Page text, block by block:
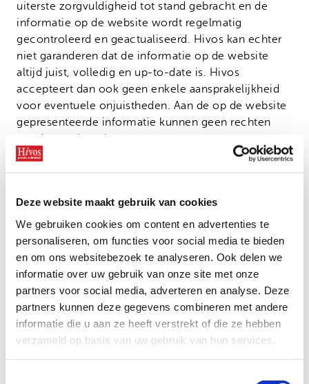
Deze website maakt gebruik van cookies
We gebruiken cookies om content en advertenties te
personaliseren, om functies voor social media te bieden
en om ons websitebezoek te analyseren. Ook delen we
informatie over uw gebruik van onze site met onze
partners voor social media, adverteren en analyse. Deze
partners kunnen deze gegevens combineren met andere
informatie die u aan ze heeft verstrekt of die ze hebben
verzameld op basis van uw gebruik van hun services.
uiterste zorgvuldigheid tot stand gebracht en de
informatie op de website wordt regelmatig
gecontroleerd en geactualiseerd. Hivos kan echter
niet garanderen dat de informatie op de website
altijd juist, volledig en up-to-date is. Hivos
accepteert dan ook geen enkele aansprakelijkheid
voor eventuele onjuistheden. Aan de op de website
gepresenteerde informatie kunnen geen rechten
worden ontleend.
Deze website kan links bevatten naar websites die
onderhouden. De juistheid en volledigheid van de
Hivos niet garanderen.
Het is toegestaan om de informatie op deze website
te gebruiken, mits Hivos als bron vermeld wordt.
Blijf op de hoogte
Schrijf je in en ontvang iedere maand verhalen van
Noodfonds voor activisten
Onze successen
Jaarverslag
Veelgestelde vragen
Contact